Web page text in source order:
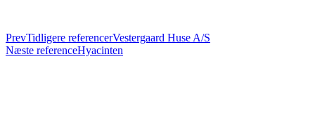
PrevTidligere referencerVestergaard Huse A/S
Næste referenceHyacinten